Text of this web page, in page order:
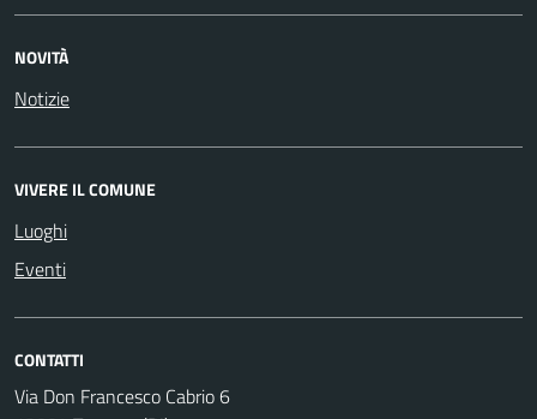
NOVITÀ
Notizie
VIVERE IL COMUNE
Luoghi
Eventi
CONTATTI
Via Don Francesco Cabrio 6